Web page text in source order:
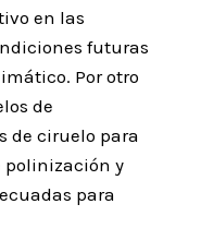
en las
futuras
Por otro
de
de ciruelo para
polinización y
para